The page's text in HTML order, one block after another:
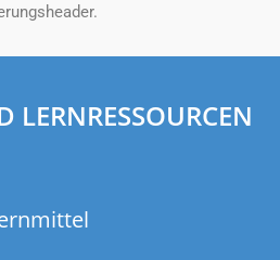
LERNRESSOURCEN